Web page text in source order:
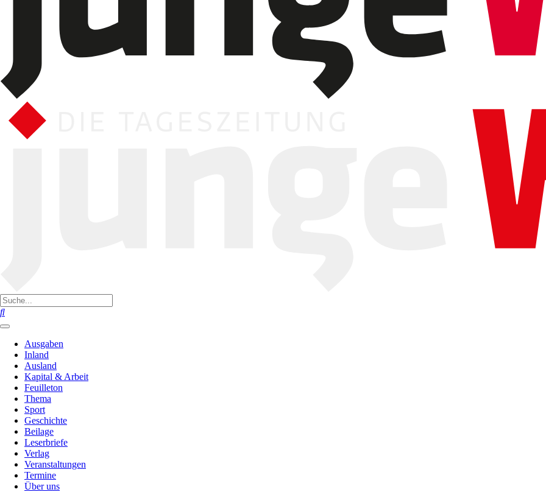
Ausgaben
Inland
Ausland
Kapital & Arbeit
Feuilleton
Thema
Sport
Geschichte
Beilage
Leserbriefe
Verlag
Veranstaltungen
Termine
Über uns